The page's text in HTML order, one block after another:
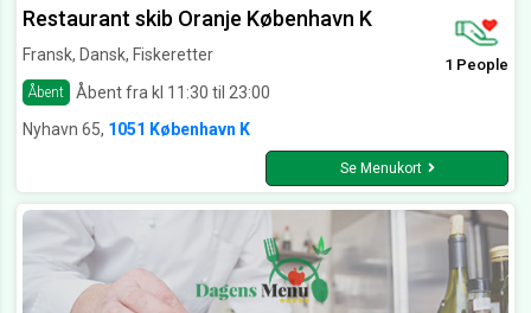
Restaurant skib Oranje København K
Fransk, Dansk, Fiskeretter
Åbent Åbent fra kl 11:30 til 23:00
1 People
Nyhavn 65, 1051 København K
Se Menukort